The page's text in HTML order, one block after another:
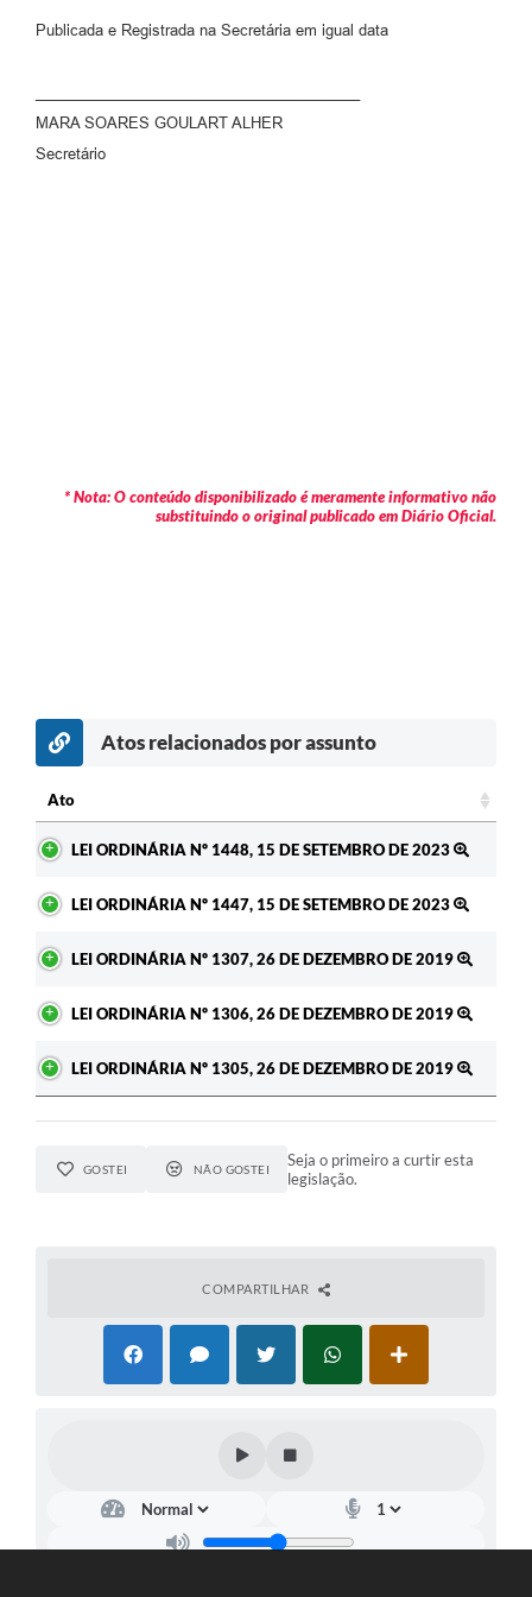
Publicada e Registrada na Secretária em igual data
MARA SOARES GOULART ALHER
Secretário
* Nota: O conteúdo disponibilizado é meramente informativo não
substituindo o original publicado em Diário Oficial.
Atos relacionados por assunto
Ato
LEI ORDINÁRIA Nº 1448, 15 DE SETEMBRO DE 2023
LEI ORDINÁRIA Nº 1447, 15 DE SETEMBRO DE 2023
LEI ORDINÁRIA Nº 1307, 26 DE DEZEMBRO DE 2019
LEI ORDINÁRIA Nº 1306, 26 DE DEZEMBRO DE 2019
LEI ORDINÁRIA Nº 1305, 26 DE DEZEMBRO DE 2019
GOSTEI NÃO GOSTEI
Seja o primeiro a curtir esta
legislação.
COMPARTILHAR